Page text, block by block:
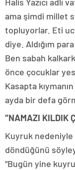
ama şimdi millet
topluyorlar. Eti
diye. Aldığım
Ben sabah
önce çocuklar
Kasapta
ayda bir defa
“NAMAZI KILDIK
Kuyruk
döndüğünü
“Bugün yine